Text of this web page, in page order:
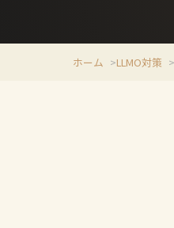
ホーム LLMO対策